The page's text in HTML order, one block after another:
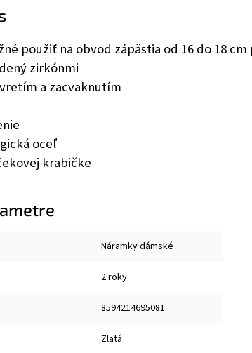
použiť na obvod zápästia od 16 do 18
zirkónmi
a zacvaknutím
oceľ
krabičke
Náramky dámské
2 roky
8594214695081
Zlatá